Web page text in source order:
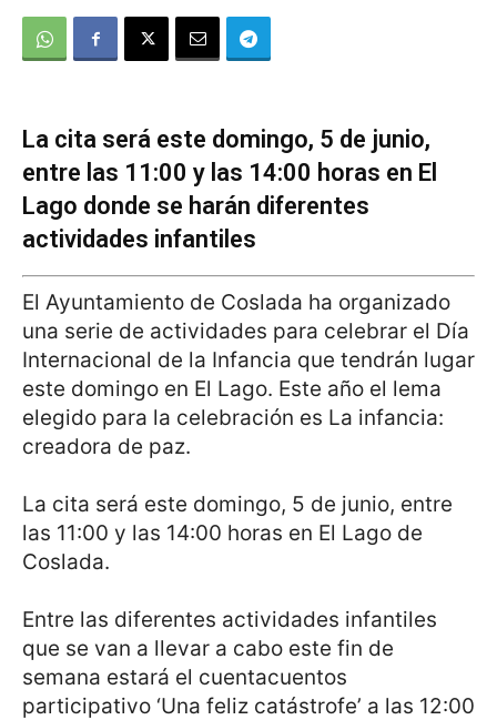
La cita será este domingo, 5 de junio,
entre las 11:00 y las 14:00 horas en El
Lago donde se harán diferentes
actividades infantiles
El Ayuntamiento de Coslada ha organizado
una serie de actividades para celebrar el Día
Internacional de la Infancia que tendrán lugar
este domingo en El Lago. Este año el lema
elegido para la celebración es La infancia:
creadora de paz.
La cita será este domingo, 5 de junio, entre
las 11:00 y las 14:00 horas en El Lago de
Coslada.
Entre las diferentes actividades infantiles
que se van a llevar a cabo este fin de
semana estará el cuentacuentos
participativo ‘Una feliz catástrofe’ a las 12:00